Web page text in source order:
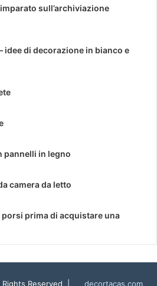
sull’archiviazione
idee di decorazione in bianco e
pannelli in legno
camera da letto
prima di acquistare una
Reserved | decortacas.com